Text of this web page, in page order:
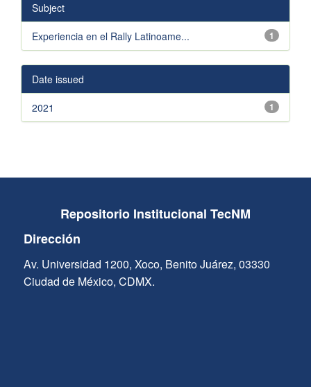
Subject
1
Experiencia en el Rally Latinoame...
Date issued
1
2021
Repositorio Institucional TecNM
Dirección
Av. Universidad 1200, Xoco, Benito Juárez, 03330
Ciudad de México, CDMX.